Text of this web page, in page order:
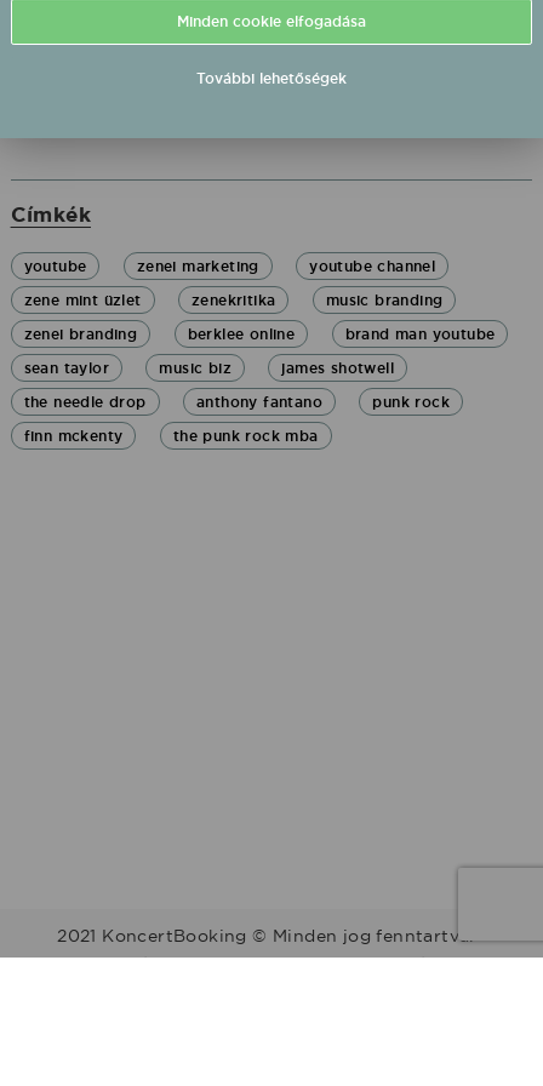
szól.
Címkék
youtube zenei marketing
youtube channel
zene mint üzlet
zenekritika
music branding
zenei branding
berklee online
brand man youtube
sean taylor
music biz
james shotwell
the needle drop
anthony fantano
punk rock
finn mckenty
the punk rock mba
2021 KoncertBooking © Minden jog fenntartva.
Kapcsolat | Telefonszám: +36 30 157 9812 | E-mail:
Minden cookie elfogadása
További lehetőségek